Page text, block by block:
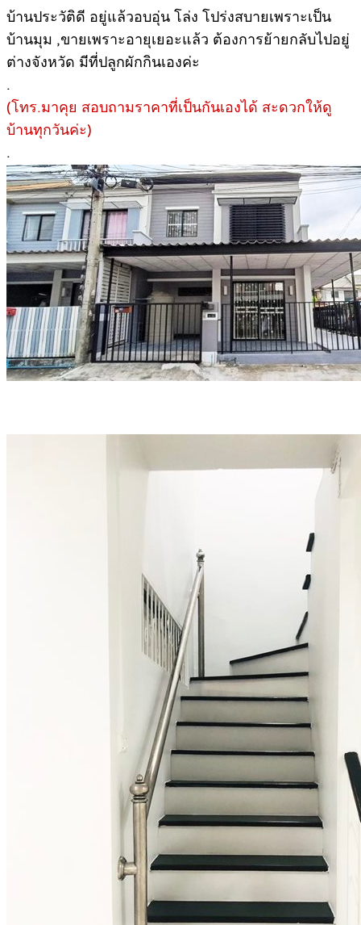
บ้านประวัติดี อยู่แล้วอบอุ่น โล่ง โปร่งสบายเพราะเป็น
บ้านมุม ,ขายเพราะอายุเยอะแล้ว ต้องการย้ายกลับไปอยู่
ต่างจังหวัด มีที่ปลูกผักกินเองค่ะ
.
(โทร.มาคุย สอบถามราคาที่เป็นกันเองได้ สะดวกให้ดู
บ้านทุกวันค่ะ)
.